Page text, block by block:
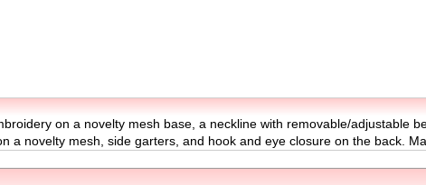
on a novelty mesh base, a neckline with removable/
a novelty mesh, side garters, and hook and eye closure on the back.